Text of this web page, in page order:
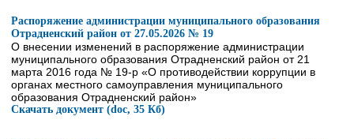
Распоряжение администрации муниципального образования
Отрадненский район от 27.05.2026 № 19
О внесении изменений в распоряжение администрации
муниципального образования Отрадненский район от 21
марта 2016 года № 19-р «О противодействии коррупции в
органах местного самоуправления муниципального
образования Отрадненский район»
Скачать документ (doc, 35 Кб)